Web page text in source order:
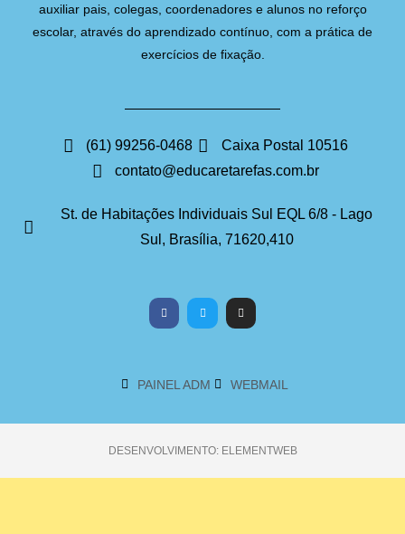
auxiliar pais, colegas, coordenadores e alunos no reforço
escolar, através do aprendizado contínuo, com a prática de
exercícios de fixação.
(61) 99256-0468
Caixa Postal 10516
contato@educaretarefas.com.br
St. de Habitações Individuais Sul EQL 6/8 - Lago
Sul, Brasília, 71620,410
PAINEL ADM WEBMAIL
DESENVOLVIMENTO: ELEMENTWEB